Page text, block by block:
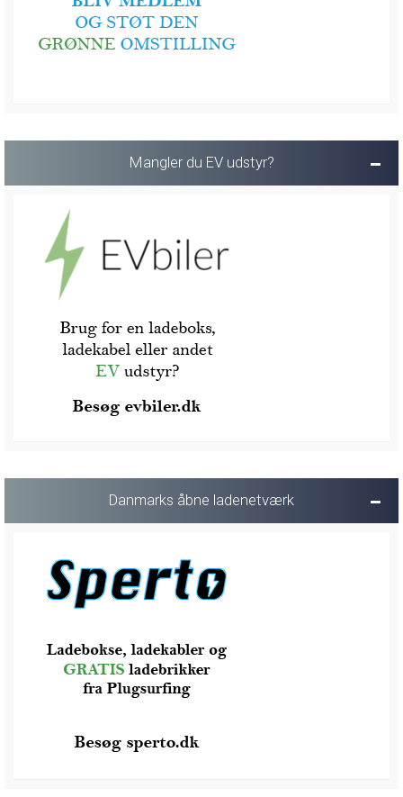
Mangler du EV udstyr?
Danmarks åbne ladenetværk